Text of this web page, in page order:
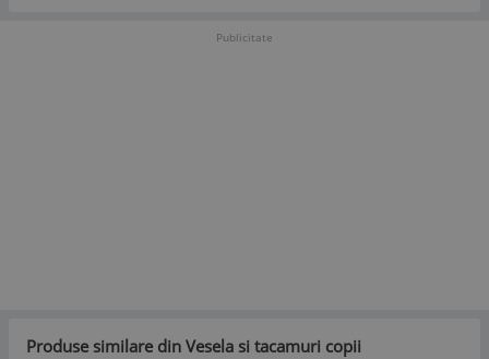
Publicitate
Produse similare din Vesela si tacamuri copii